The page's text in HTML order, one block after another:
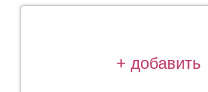
+ добавить